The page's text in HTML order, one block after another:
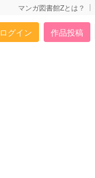
マンガ図書館Zとは？
ログイン 作品投稿